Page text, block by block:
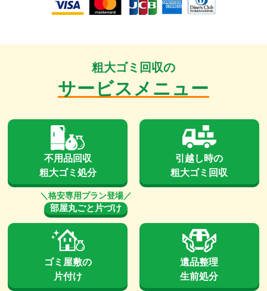
粗大ゴミ回収の
サービスメニュー
不用品回収
粗大ゴミ処分
引越し時の
粗大ゴミ回収
部屋丸ごと片づけ
ゴミ屋敷の
片付け
遺品整理
生前処分